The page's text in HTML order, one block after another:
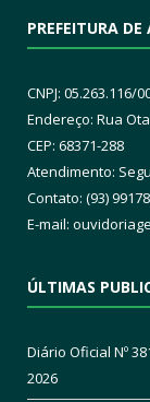
PREFEITURA
CNPJ: 05.263.116/
Endereço: Rua
CEP: 68371-288
Atendimento:
Contato: (93)
E-mail:
ÚLTIMAS
Diário Oficial Nº
2026